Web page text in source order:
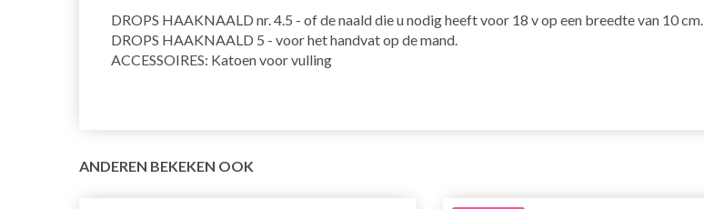
DROPS HAAKNAALD nr. 4.5 - of de naald die u nodig heeft voor 18 v op een breedte van 10 cm.
DROPS HAAKNAALD 5 - voor het handvat op de mand.
ACCESSOIRES: Katoen voor vulling
ANDEREN BEKEKEN OOK